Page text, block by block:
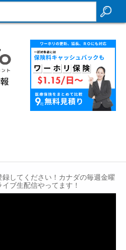
してください！カナダの毎週金曜
ブ生配信やってます！